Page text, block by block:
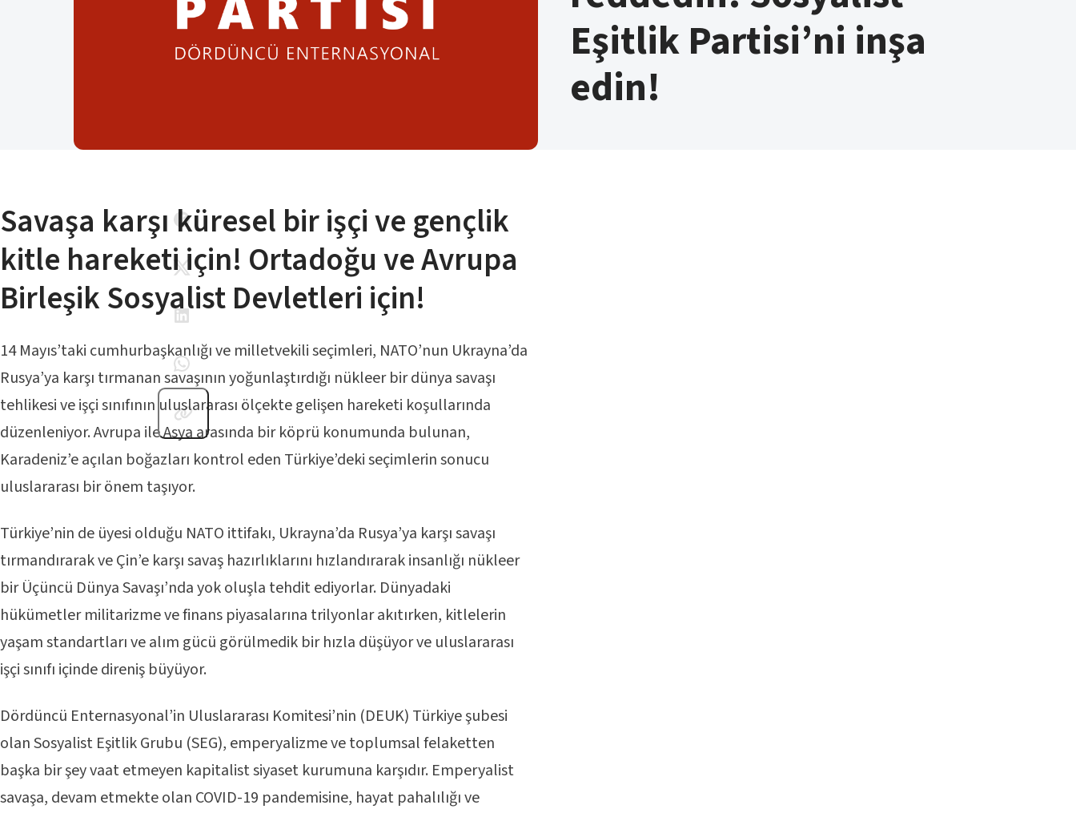
Eşitlik Partisi’ni inşa
edin!
Savaşa karşı küresel bir işçi ve gençlik
kitle hareketi için! Ortadoğu ve Avrupa
Birleşik Sosyalist Devletleri için!
14 Mayıs’taki cumhurbaşkanlığı ve milletvekili seçimleri, NATO’nun Ukrayna’da
Rusya’ya karşı tırmanan savaşının yoğunlaştırdığı nükleer bir dünya savaşı
tehlikesi ve işçi sınıfının uluslararası ölçekte gelişen hareketi koşullarında
düzenleniyor. Avrupa ile Asya arasında bir köprü konumunda bulunan,
Karadeniz’e açılan boğazları kontrol eden Türkiye’deki seçimlerin sonucu
uluslararası bir önem taşıyor.
Türkiye’nin de üyesi olduğu NATO ittifakı, Ukrayna’da Rusya’ya karşı savaşı
tırmandırarak ve Çin’e karşı savaş hazırlıklarını hızlandırarak insanlığı nükleer
bir Üçüncü Dünya Savaşı’nda yok oluşla tehdit ediyorlar. Dünyadaki
hükümetler militarizme ve finans piyasalarına trilyonlar akıtırken, kitlelerin
yaşam standartları ve alım gücü görülmedik bir hızla düşüyor ve uluslararası
işçi sınıfı içinde direniş büyüyor.
Dördüncü Enternasyonal’in Uluslararası Komitesi’nin (DEUK) Türkiye şubesi
olan Sosyalist Eşitlik Grubu (SEG), emperyalizme ve toplumsal felaketten
başka bir şey vaat etmeyen kapitalist siyaset kurumuna karşıdır. Emperyalist
savaşa, devam etmekte olan COVID-19 pandemisine, hayat pahalılığı ve